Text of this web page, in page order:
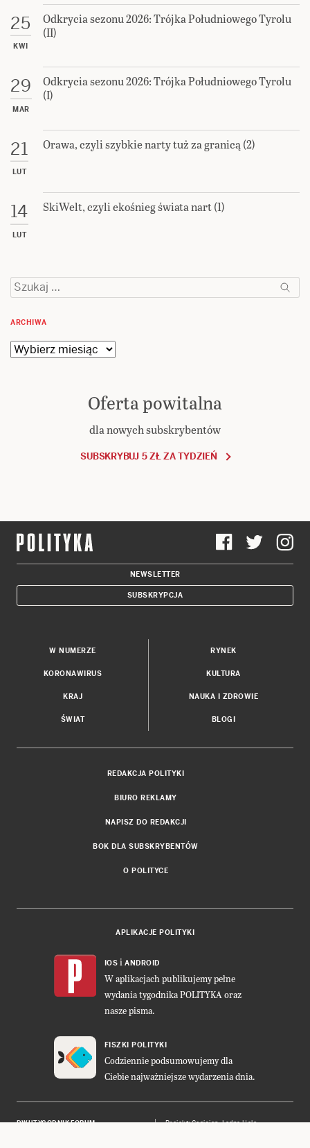
25
KWI
Odkrycia sezonu 2026: Trójka Południowego Tyrolu
(II)
29
MAR
Odkrycia sezonu 2026: Trójka Południowego Tyrolu
(I)
21
LUT
Orawa, czyli szybkie narty tuż za granicą (2)
14
LUT
SkiWelt, czyli ekośnieg świata nart (1)
Szukaj:
ARCHIWA
Archiwa
Oferta powitalna
dla nowych subskrybentów
SUBSKRYBUJ 5 ZŁ ZA TYDZIEŃ
NEWSLETTER
SUBSKRYPCJA
W NUMERZE
KORONAWIRUS
KRAJ
ŚWIAT
RYNEK
KULTURA
NAUKA I ZDROWIE
BLOGI
REDAKCJA POLITYKI
BIURO REKLAMY
NAPISZ DO REDAKCJI
BOK DLA SUBSKRYBENTÓW
O POLITYCE
APLIKACJE POLITYKI
IOS i ANDROID
W aplikacjach publikujemy pełne
wydania tygodnika POLITYKA oraz
nasze pisma.
FISZKI POLITYKI
Codziennie podsumowujemy dla
Ciebie najważniejsze wydarzenia dnia.
DWUTYGODNIK FORUM Projekt:Cogision,Ładne Halo